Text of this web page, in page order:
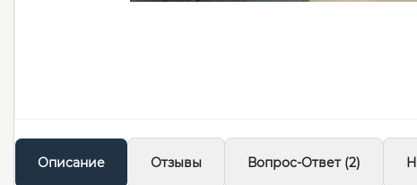
Описание Отзывы Вопрос-Ответ(2)